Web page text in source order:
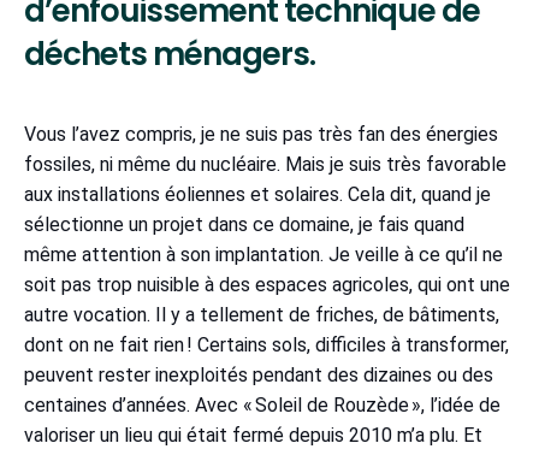
d’enfouissement technique de
déchets ménagers.
Vous l’avez compris, je ne suis pas très fan des énergies
fossiles, ni même du nucléaire. Mais je suis très favorable
aux installations éoliennes et solaires. Cela dit, quand je
sélectionne un projet dans ce domaine, je fais quand
même attention à son implantation. Je veille à ce qu’il ne
soit pas trop nuisible à des espaces agricoles, qui ont une
autre vocation. Il y a tellement de friches, de bâtiments,
dont on ne fait rien ! Certains sols, difficiles à transformer,
peuvent rester inexploités pendant des dizaines ou des
centaines d’années. Avec « Soleil de Rouzède », l’idée de
valoriser un lieu qui était fermé depuis 2010 m’a plu. Et